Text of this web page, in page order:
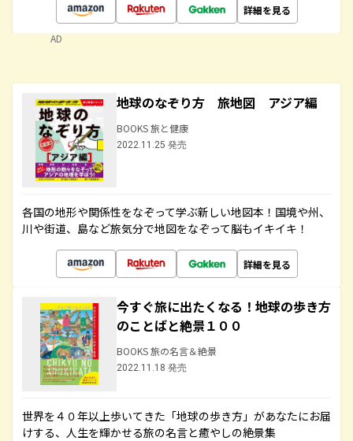
詳細を見る
AD
地球のなぞり方 旅地図 アジア編
BOOKS 旅と健康
2022.11.25 発売
各国の地形や関係性をなぞって学ぶ新しい地図本！国境や州、
川や街道、島など旅気分で地図をなぞって脳もイキイキ！
詳細を見る
今すぐ旅に出たくなる！地球の歩き方
のことばと絶景１００
BOOKS 旅の名言＆絶景
2022.11.18 発売
世界を４０年以上歩いてきた「地球の歩き方」があなたにお届
けする、人生を輝かせる旅の名言と癒やしの絶景集